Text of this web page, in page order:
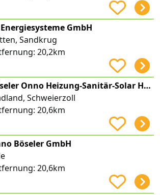
Energiesysteme GmbH
Sandkrug
20,2km
Böseler Onno Heizung-Sanitär-Solar Heizungsbau
Schweierzoll
20,6km
Böseler GmbH
20,6km